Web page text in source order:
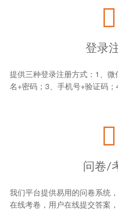
登录
提供三种登录注册方式：1、
名+密码；3、手机号+验证码；
问卷/
我们平台提供易用的问卷系统
在线考卷，用户在线提交答案，